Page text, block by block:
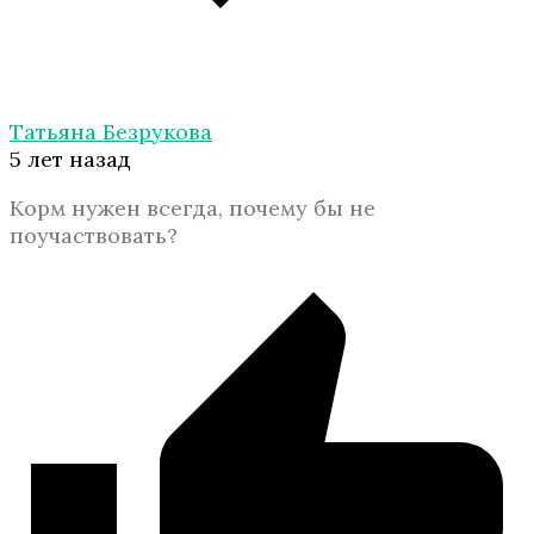
Татьяна Безрукова
5 лет назад
Корм нужен всегда, почему бы не
поучаствовать?